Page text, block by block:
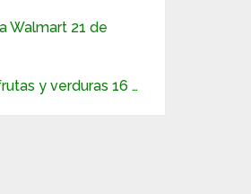
Walmart 21 de
y verduras 16 …